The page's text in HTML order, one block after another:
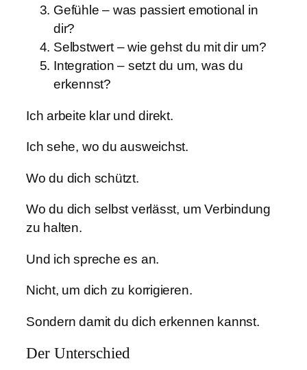
Gefühle – was passiert emotional in
dir?
Selbstwert – wie gehst du mit dir um?
Integration – setzt du um, was du
erkennst?
Ich arbeite klar und direkt.
Ich sehe, wo du ausweichst.
Wo du dich schützt.
Wo du dich selbst verlässt, um Verbindung
zu halten.
Und ich spreche es an.
Nicht, um dich zu korrigieren.
Sondern damit du dich erkennen kannst.
Der Unterschied